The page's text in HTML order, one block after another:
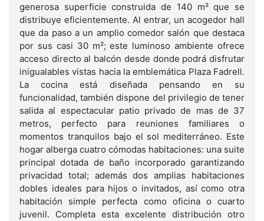
generosa superficie construida de 140 m² que se
distribuye eficientemente. Al entrar, un acogedor hall
que da paso a un amplio comedor salón que destaca
por sus casi 30 m²; este luminoso ambiente ofrece
acceso directo al balcón desde donde podrá disfrutar
inigualables vistas hacia la emblemática Plaza Fadrell.
La cocina está diseñada pensando en su
funcionalidad, también dispone del privilegio de tener
salida al espectacular patio privado de mas de 37
metros, perfecto para reuniones familiares o
momentos tranquilos bajo el sol mediterráneo. Este
hogar alberga cuatro cómodas habitaciones: una suite
principal dotada de baño incorporado garantizando
privacidad total; además dos amplias habitaciones
dobles ideales para hijos o invitados, así como otra
habitación simple perfecta como oficina o cuarto
juvenil. Completa esta excelente distribución otro